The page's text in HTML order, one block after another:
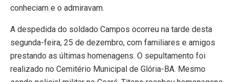
conheciam e o admiravam.
A despedida do soldado Campos ocorreu na tarde desta
segunda-feira, 25 de dezembro, com familiares e amigos
prestando as últimas homenagens. O sepultamento foi
realizado no Cemitério Municipal de Glória-BA. Mesmo